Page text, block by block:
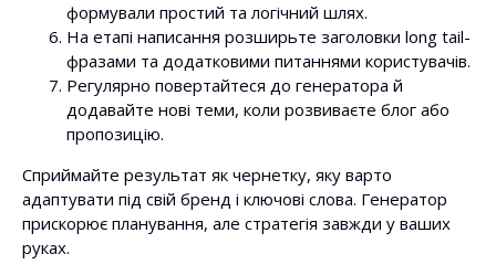
формували простий та логічний шлях.
На етапі написання розширьте заголовки long tail-
фразами та додатковими питаннями користувачів.
Регулярно повертайтеся до генератора й
додавайте нові теми, коли розвиваєте блог або
пропозицію.
Сприймайте результат як чернетку, яку варто
адаптувати під свій бренд і ключові слова. Генератор
прискорює планування, але стратегія завжди у ваших
руках.